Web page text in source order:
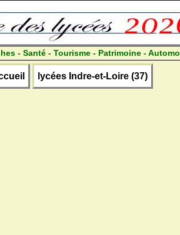
- Santé - Tourisme - Patrimoine -
lycées Indre-et-Loire (37)